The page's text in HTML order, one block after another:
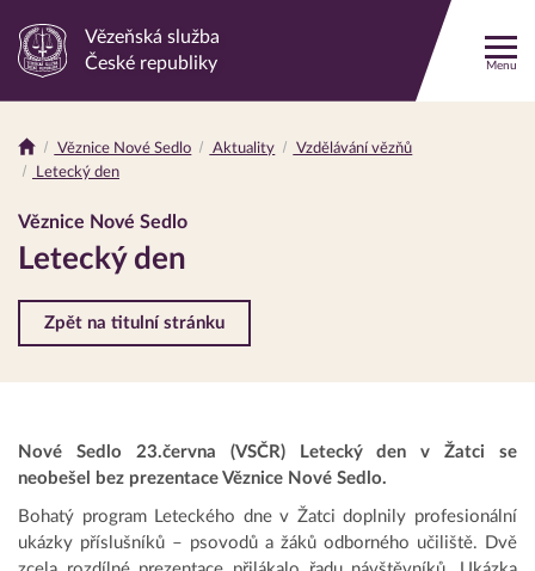
Odkaz
stránku
Vězeňská služba
České republiky
Menu
Drobečková
Věznice Nové Sedlo Aktuality
Vzdělávání vězňů
Letecký den
Věznice Nové Sedlo
Letecký den
Zpět na titulní stránku
Nové Sedlo 23.června (VSČR) Letecký den v Žatci se
neobešel bez prezentace Věznice Nové Sedlo.
Bohatý program Leteckého dne v Žatci doplnily profesionální
ukázky příslušníků – psovodů a žáků odborného učiliště. Dvě